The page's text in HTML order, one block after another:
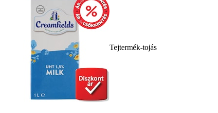
Tejtermék-tojás